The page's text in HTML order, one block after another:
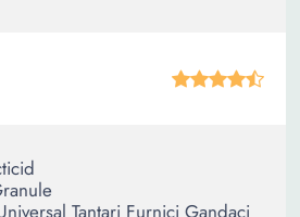
Tantari Furnici Gandaci